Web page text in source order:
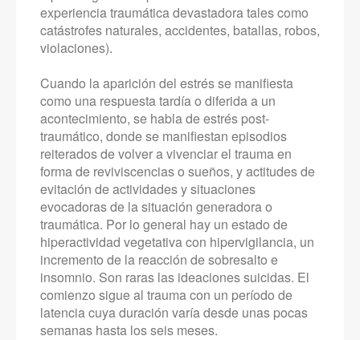
experiencia traumática devastadora tales como
catástrofes naturales, accidentes, batallas, robos,
violaciones).
Cuando la aparición del estrés se manifiesta
como una respuesta tardía o diferida a un
acontecimiento, se habla de estrés post-
traumático, donde se manifiestan episodios
reiterados de volver a vivenciar el trauma en
forma de reviviscencias o sueños, y actitudes de
evitación de actividades y situaciones
evocadoras de la situación generadora o
traumática. Por lo general hay un estado de
hiperactividad vegetativa con hipervigilancia, un
incremento de la reacción de sobresalto e
insomnio. Son raras las ideaciones suicidas. El
comienzo sigue al trauma con un período de
latencia cuya duración varía desde unas pocas
semanas hasta los seis meses.